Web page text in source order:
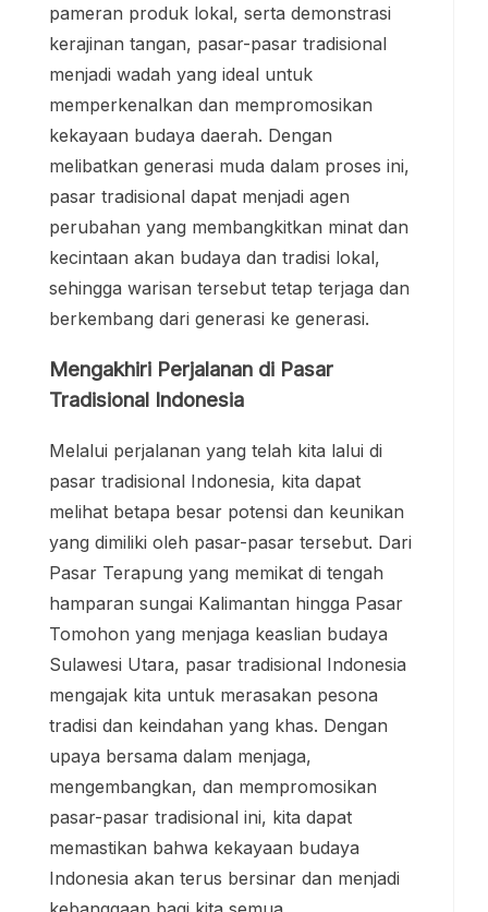
pameran produk lokal, serta demonstrasi
kerajinan tangan, pasar-pasar tradisional
menjadi wadah yang ideal untuk
memperkenalkan dan mempromosikan
kekayaan budaya daerah. Dengan
melibatkan generasi muda dalam proses ini,
pasar tradisional dapat menjadi agen
perubahan yang membangkitkan minat dan
kecintaan akan budaya dan tradisi lokal,
sehingga warisan tersebut tetap terjaga dan
berkembang dari generasi ke generasi.
Mengakhiri Perjalanan di Pasar
Tradisional Indonesia
Melalui perjalanan yang telah kita lalui di
pasar tradisional Indonesia, kita dapat
melihat betapa besar potensi dan keunikan
yang dimiliki oleh pasar-pasar tersebut. Dari
Pasar Terapung yang memikat di tengah
hamparan sungai Kalimantan hingga Pasar
Tomohon yang menjaga keaslian budaya
Sulawesi Utara, pasar tradisional Indonesia
mengajak kita untuk merasakan pesona
tradisi dan keindahan yang khas. Dengan
upaya bersama dalam menjaga,
mengembangkan, dan mempromosikan
pasar-pasar tradisional ini, kita dapat
memastikan bahwa kekayaan budaya
Indonesia akan terus bersinar dan menjadi